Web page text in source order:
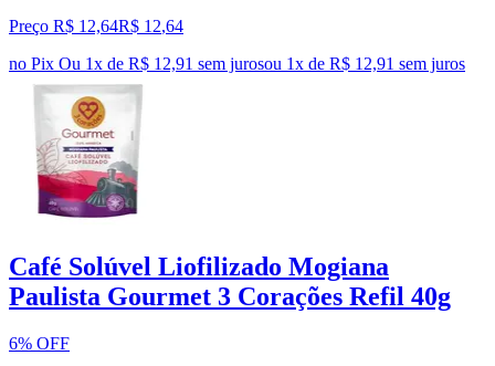
Preço R$ 12,64R$ 12,64
no Pix Ou 1x de R$ 12,91 sem jurosou 1x de R$ 12,91 sem juros
Café Solúvel Liofilizado Mogiana
Paulista Gourmet 3 Corações Refil 40g
6% OFF